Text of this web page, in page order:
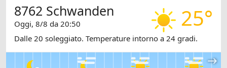
25°
8762 Schwanden
Oggi, 8/8 da 20:50
Dalle 20 soleggiato. Temperature intorno a 24 gradi.